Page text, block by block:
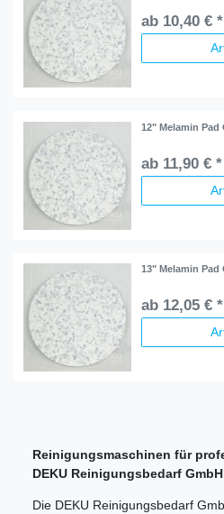
ab 10,40 € *
12" Melamin Pad
ab 11,90 € *
13" Melamin Pad
ab 12,05 € *
Reinigungsmaschinen für
DEKU Reinigungsbedarf GmbH
Die DEKU Reinigungsbedarf